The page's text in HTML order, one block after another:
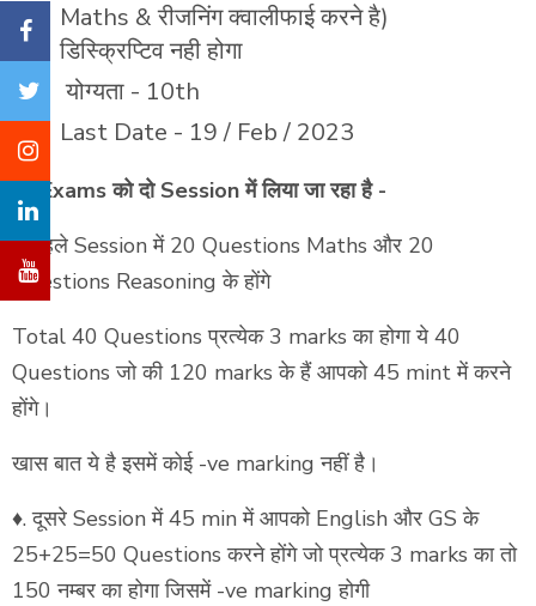
Maths & रीजनिंग क्वालीफाई करने है)
डिस्क्रिप्टिव नही होगा
योग्यता - 10th
Last Date - 19 / Feb / 2023
Exams को दो Session में लिया जा रहा है -
♦️. पहले Session में 20 Questions Maths और 20
Questions Reasoning के होंगे
Total 40 Questions प्रत्येक 3 marks का होगा ये 40
Questions जो की 120 marks के हैं आपको 45 mint में करने
होंगे।
खास बात ये है इसमें कोई -ve marking नहीं है।
♦️. दूसरे Session में 45 min में आपको English और GS के
25+25=50 Questions करने होंगे जो प्रत्येक 3 marks का तो
150 नम्बर का होगा जिसमें -ve marking होगी